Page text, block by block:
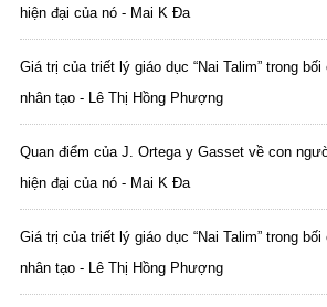
hiện đại của nó - Mai K Đa
Giá trị của triết lý giáo dục “Nai Talim” trong
nhân tạo - Lê Thị Hồng Phượng
Quan điểm của J. Ortega y Gasset về con
hiện đại của nó - Mai K Đa
Giá trị của triết lý giáo dục “Nai Talim” trong
nhân tạo - Lê Thị Hồng Phượng